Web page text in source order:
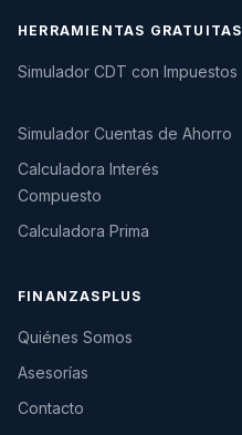
HERRAMIENTAS GRATUITAS
Simulador CDT con Impuestos
Simulador Cuentas de Ahorro
Calculadora Interés
Compuesto
Calculadora Prima
FINANZASPLUS
Quiénes Somos
Asesorías
Contacto